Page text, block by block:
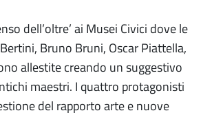
dell’oltre’ ai Musei Civici dove le
Bruno Bruni, Oscar Piattella,
allestite creando un suggestivo
maestri. I quattro protagonisti
del rapporto arte e nuove